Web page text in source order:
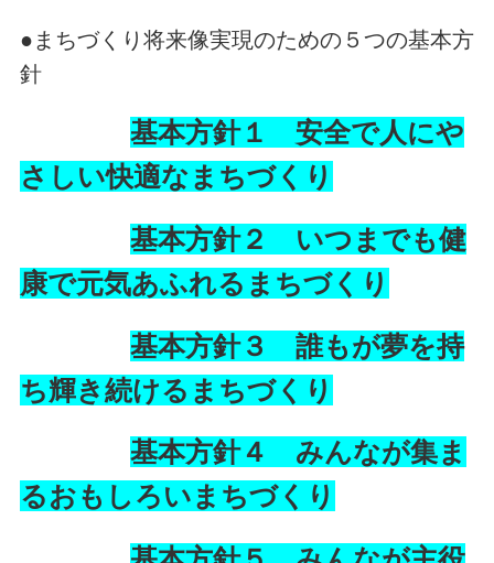
●まちづくり将来像実現のための５つの基本方
針
基本方針１ 安全で人にや
さしい快適なまちづくり
基本方針２ いつまでも健
康で元気あふれるまちづくり
基本方針３ 誰もが夢を持
ち輝き続けるまちづくり
基本方針４ みんなが集ま
るおもしろいまちづくり